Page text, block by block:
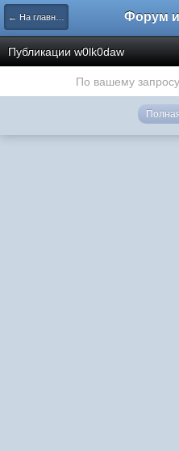
← На главную
Публикации w0lk0daw
По вашему